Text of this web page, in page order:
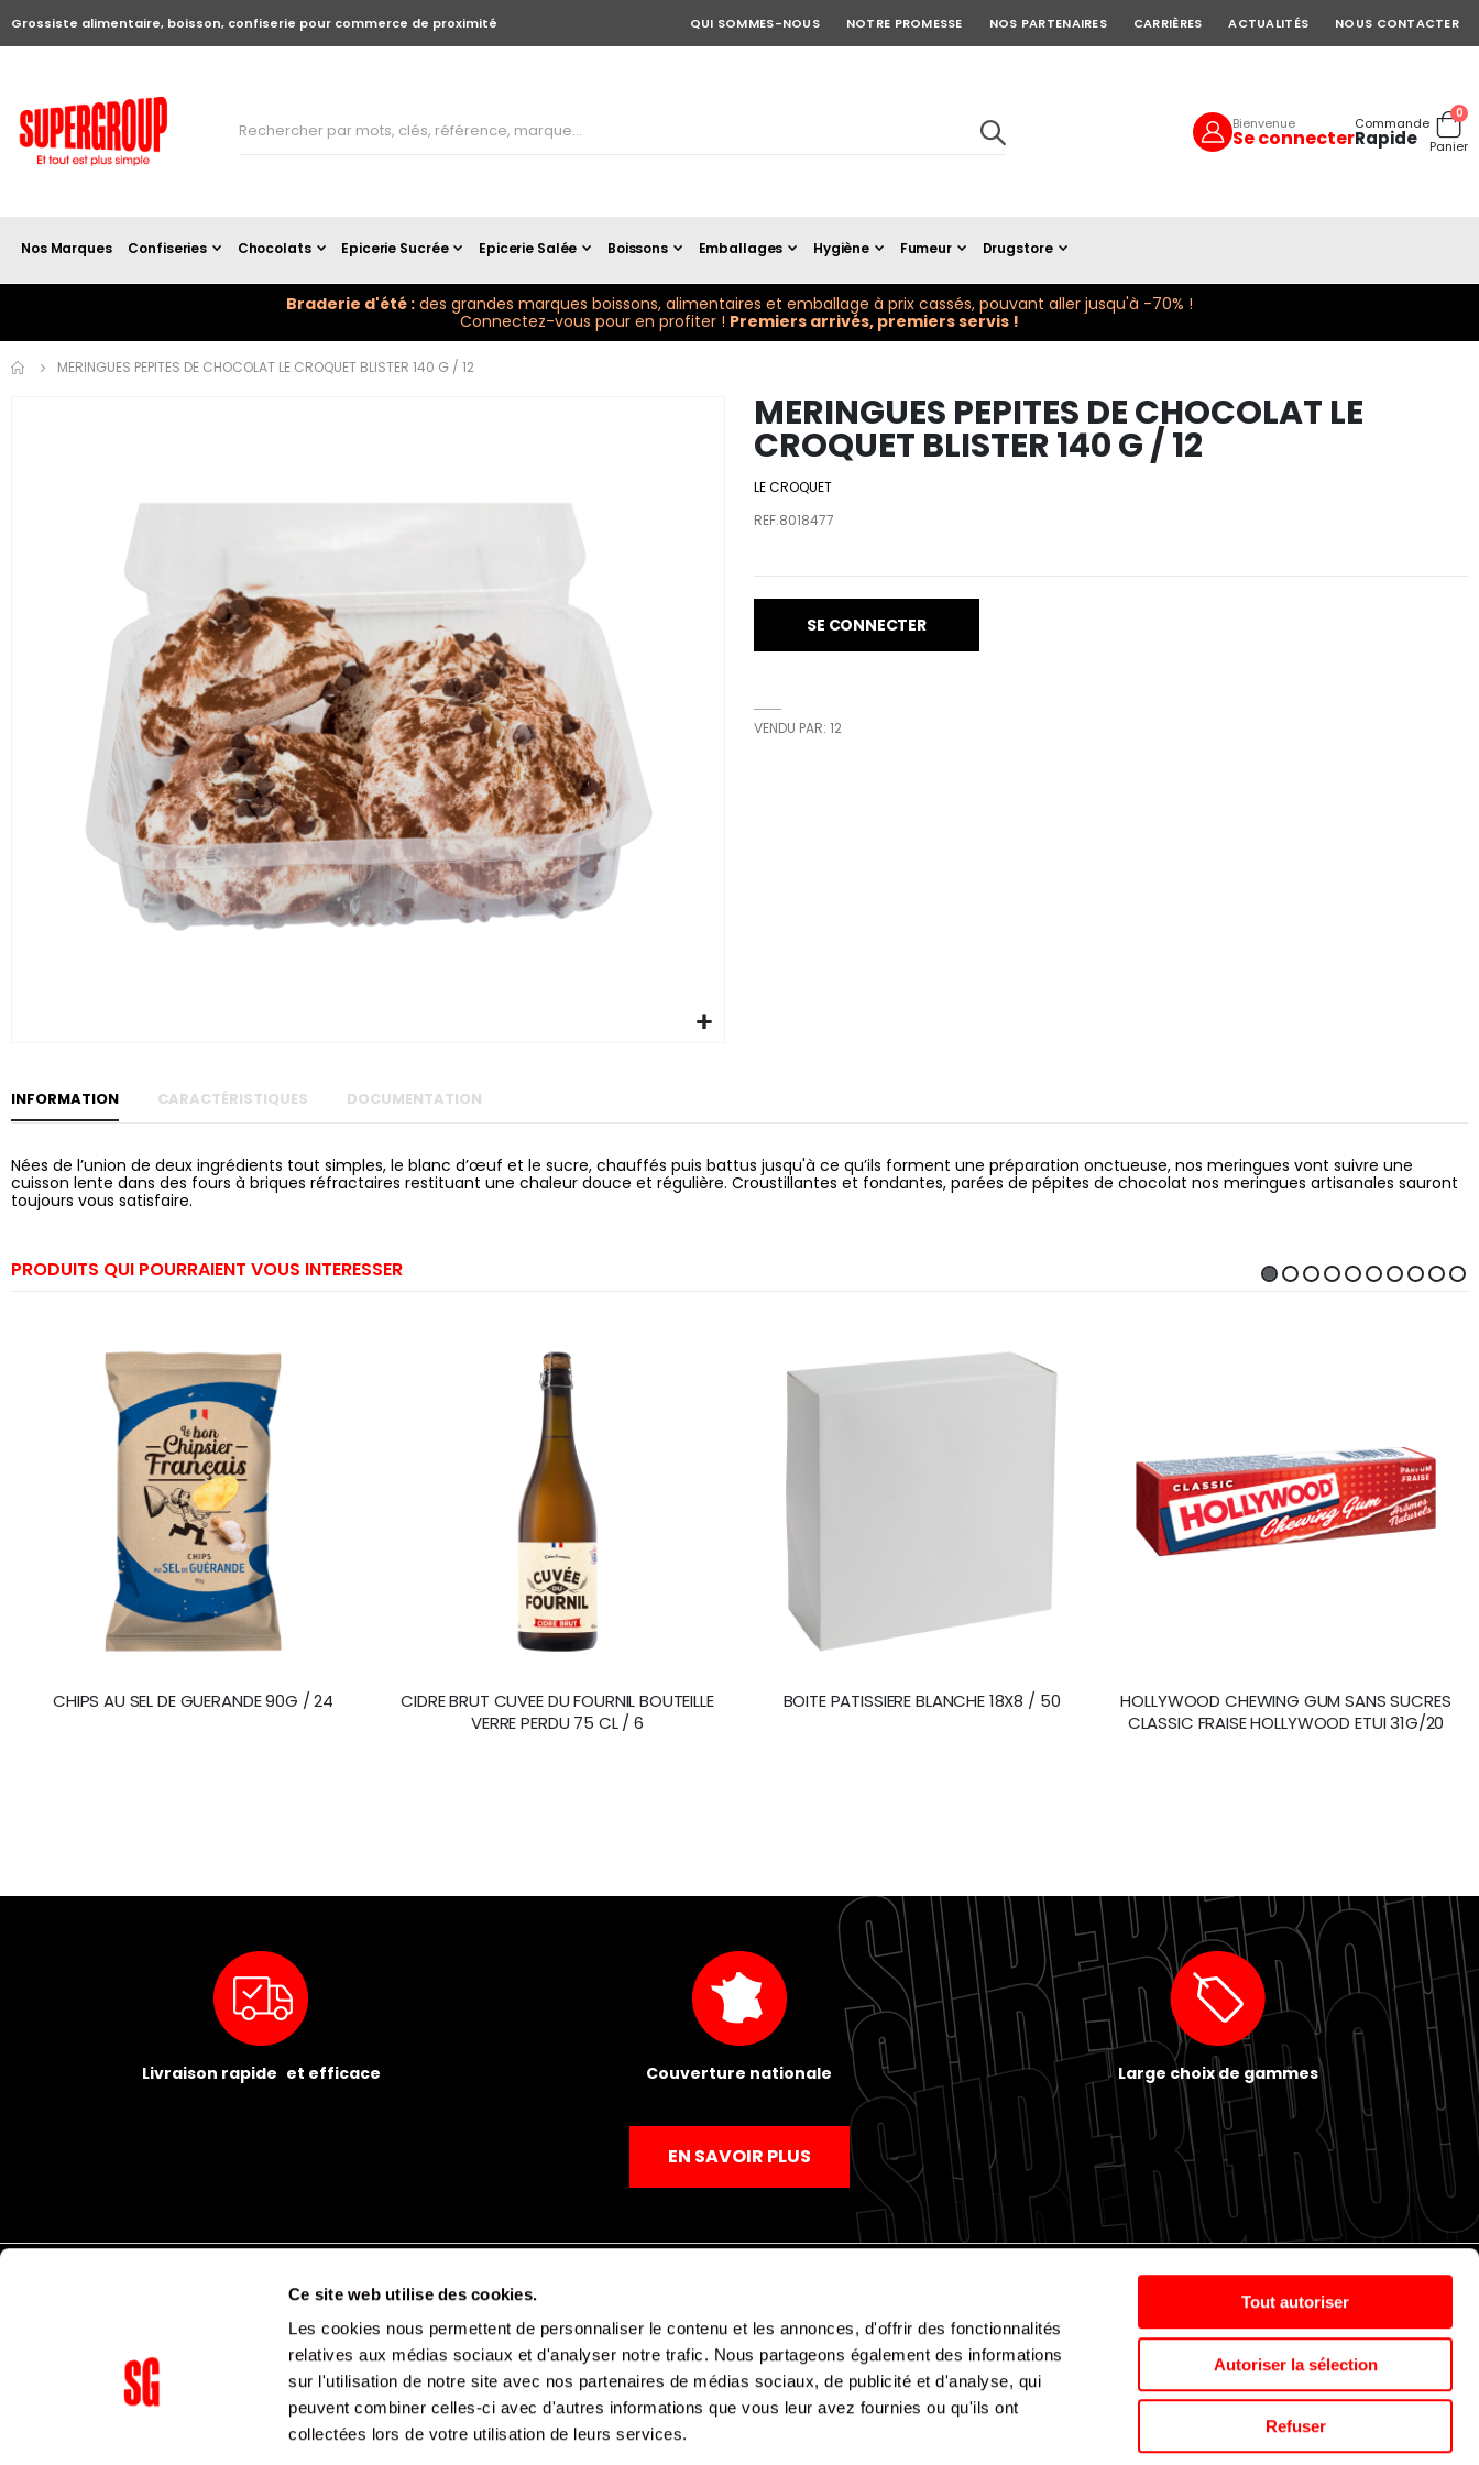
Ce site web utilise des cookies.
Les cookies nous permettent de personnaliser le contenu et les annonces, d'offrir des fonctionnalités
relatives aux médias sociaux et d'analyser notre trafic. Nous partageons également des informations
sur l'utilisation de notre site avec nos partenaires de médias sociaux, de publicité et d'analyse, qui
peuvent combiner celles-ci avec d'autres informations que vous leur avez fournies ou qu'ils ont
collectées lors de votre utilisation de leurs services.
Tout autoriser
Autoriser la sélection
Refuser
Grossiste alimentaire, boisson, confiserie pour commerce de proximité QUI SOMMES-NOUS NOTRE PROMESSE NOS PARTENAIRES CARRIÈRES ACTUALITÉS NOUS CONTACTER
Bienvenue
Se connecter
Commande
Rapide Cart
0
Panier
Nos Marques Confiseries Chocolats Epicerie Sucrée Epicerie Salée Boissons Emballages Hygiène Fumeur Drugstore
Braderie d'été : des grandes marques boissons, alimentaires et emballage à prix cassés, pouvant aller jusqu'à -70% !
Connectez-vous pour en profiter ! Premiers arrivés, premiers servis !
MERINGUES PEPITES DE CHOCOLAT LE CROQUET BLISTER 140 G / 12
the
MERINGUES PEPITES DE CHOCOLAT LE
CROQUET BLISTER 140 G / 12
LE CROQUET
REF.8018477
SE CONNECTER
VENDU PAR: 12
INFORMATION
Nées de l’union de deux ingrédients tout simples, le blanc d’œuf et le sucre, chauffés puis battus jusqu'à ce qu’ils forment une préparation onctueuse, nos meringues vont suivre une
cuisson lente dans des fours à briques réfractaires restituant une chaleur douce et régulière. Croustillantes et fondantes, parées de pépites de chocolat nos meringues artisanales sauront
toujours vous satisfaire.
CARACTÉRISTIQUES DOCUMENTATION
PRODUITS QUI POURRAIENT VOUS INTERESSER
CHIPS AU SEL DE GUERANDE 90G / 24
CIDRE BRUT CUVEE DU FOURNIL BOUTEILLE
VERRE PERDU 75 CL / 6
BOITE PATISSIERE BLANCHE 18X8 / 50
HOLLYWOOD CHEWING GUM SANS SUCRES
CLASSIC FRAISE HOLLYWOOD ETUI 31G/20
Livraison rapide et efficace Couverture nationale Large choix de gammes
EN SAVOIR PLUS
Mentions légales Politique de confidentialité CGV Politique de cookies Nos agences Espace presse